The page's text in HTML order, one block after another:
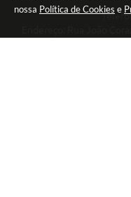
nossa Política de Cookies e
Endereço: Rua João